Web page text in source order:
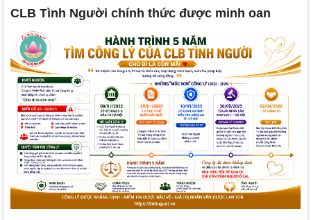
MỤC Dịch vụ
Công nghiệp, xây dựng
CLB Tình Người chính thức được minh oan